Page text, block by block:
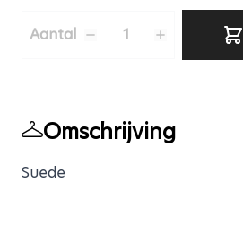
Aantal
Omschrijving
Suede